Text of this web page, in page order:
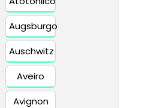
Augsburgo
Auschwitz
Aveiro
Avignon